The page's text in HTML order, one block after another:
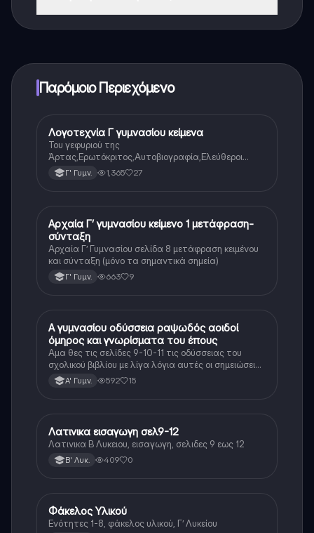
Παρόμοιο Περιεχόμενο
Νέα Ελληνικά
Λογοτεχνία Γ γυμνασίου κείμενα
Του γεφυριού της
Άρτας,Ερωτόκριτος,Αυτοβιογραφία,Ελεύθεροι
Πολιορκημένοι,Όσο μπορείς,Γιατί μ’αγάπησες,Ένας
ρώσος συνταγματάρχης στη Λάρισα,Ο Παχύς και ο
Γ' Γυμν. 1,365 27
Αρχαία Ελληνικά
Αρχαία Γ’ γυμνασίου κείμενο 1 μετάφραση-
σύνταξη
Αρχαία Γ’ Γυμνασίου σελίδα 8 μετάφραση κειμένου
και σύνταξη (μόνο τα σημαντικά σημεία)
Γ' Γυμν. 663 9
Αρχαία Ελληνικά
Α γυμνασίου οδύσσεια ραψωδός αοιδοί
όμηρος και γνωρίσματα του έπους
Αμα θες τις σελίδες 9-10-11 τις οδύσσειας του
σχολικού βιβλίου με λίγα λόγια αυτές οι σημειώσεις
θα σε βοηθήσουν αρκετά στο διάβασμα σου
Α' Γυμν. 592 15
Νέα Ελληνικά
Λατινικα εισαγωγη σελ9-12
Λατινικα Β Λυκειου, εισαγωγη, σελιδες 9 εως 12
Β' Λυκ. 409 0
Αρχαία Ελληνικά
Φάκελος Υλικού
Ενότητες 1-8, φάκελος υλικού, Γ’ Λυκείου